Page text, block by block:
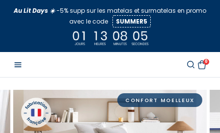
AllerAu Lit Days ☀️-5% supp sur les matelas et surmatelas en promo
avec le code
SUMMER5
0
CONFORT MOELLEUX